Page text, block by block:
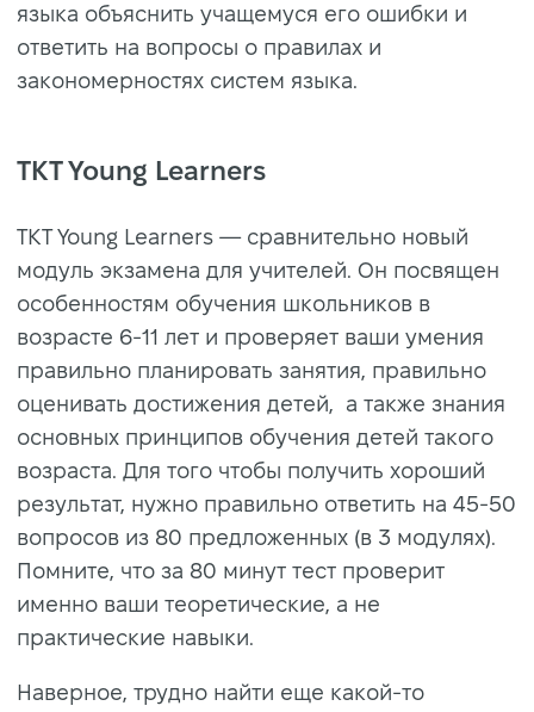
языка объяснить учащемуся его ошибки и
ответить на вопросы о правилах и
закономерностях систем языка.
TKT Young Learners
TKT Young Learners — сравнительно новый
модуль экзамена для учителей. Он посвящен
особенностям обучения школьников в
возрасте 6-11 лет и проверяет ваши умения
правильно планировать занятия, правильно
оценивать достижения детей, а также знания
основных принципов обучения детей такого
возраста. Для того чтобы получить хороший
результат, нужно правильно ответить на 45-50
вопросов из 80 предложенных (в 3 модулях).
Помните, что за 80 минут тест проверит
именно ваши теоретические, а не
практические навыки.
Наверное, трудно найти еще какой-то